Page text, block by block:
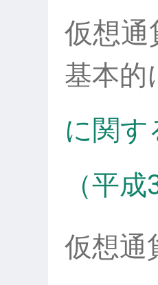
仮想通
基本的
に関す
（平
仮想通